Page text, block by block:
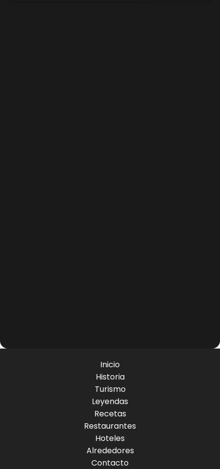
Inicio
Historia
Turismo
Leyendas
Recetas
Restaurantes
Hoteles
Alrededores
Contacto